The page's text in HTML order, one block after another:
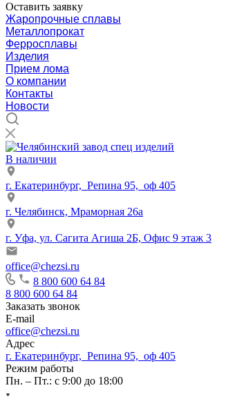
Оставить заявку
Жаропрочные сплавы
Металлопрокат
Ферросплавы
Изделия
Прием лома
О компании
Контакты
Новости
В наличии
г. Екатеринбург, Репина 95, оф 405
г. Челябинск, Мраморная 26а
г. Уфа, ул. Сагита Агиша 2Б, Офис 9 этаж 3
office@chezsi.ru
8 800 600 64 84
8 800 600 64 84
Заказать звонок
E-mail
office@chezsi.ru
Адрес
г. Екатеринбург, Репина 95, оф 405
Режим работы
Пн. – Пт.: с 9:00 до 18:00